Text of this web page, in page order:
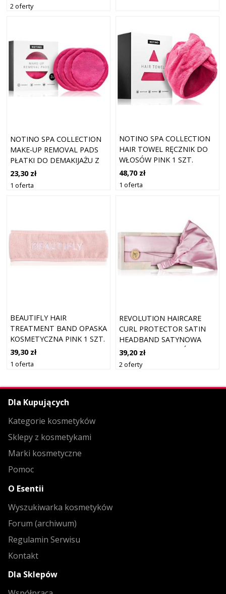
2 oferty
NOTINO SPA COLLECTION
MAKE-UP REMOVAL PADS
PŁATKI DO DEMAKIJAŻU Z
MIKROFIBRY
WIELOKROTNEGO UŻYTKU
23,30 zł
1 oferta
NOTINO SPA COLLECTION
HAIR TOWEL RĘCZNIK DO
WŁOSÓW PINK 1 SZT.
48,70 zł
1 oferta
BEAUTIFLY HAIR
TREATMENT BAND OPASKA
KOSMETYCZNA PINK 1 SZT.
39,30 zł
1 oferta
REVOLUTION HAIRCARE
CURL PROTECTOR SATIN
HEADBAND SATYNOWA
OPASKA DO WŁOSÓW
KRĘCONYCH I
FALOWANYCH ODCIEŃ PINK
39,20 zł
2 oferty
Dla Kupujących
Kategorie kosmetyków
Sklepy z kosmetykami
Marki kosmetyczne
Pomoc
O Esentii
Wyszukiwarka kosmetyków
Forum (archiwum)
Regulamin Serwisu
Kontakt
Dla Sklepów